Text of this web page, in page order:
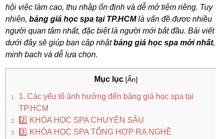
hội việc làm cao, thu nhập ổn định và dễ mở tiệm riêng. Tuy
nhiên,bảng giá học spa tại TP.HCMlà vấn đề được nhiều
người quan tâm nhất, đặc biệt là người mới bắt đầu. Bài viết
dưới đây sẽ giúp bạn cập nhậtbảng giá học spa mới nhất,
minh bạch và dễ lựa chọn.
Mục lục [Ẩn]
1. Các yếu tố ảnh hưởng đến bảng giá học spa tại
TP.HCM
2️⃣ KHÓA HỌC SPA CHUYÊN SÂU
3️⃣ KHÓA HỌC SPA TỔNG HỢP RA NGHỀ